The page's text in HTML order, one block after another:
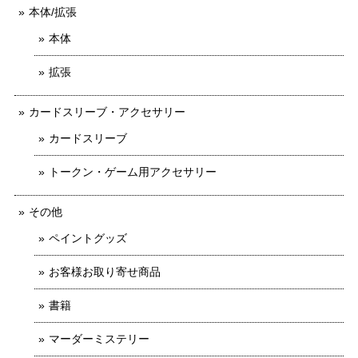
本体/拡張
本体
拡張
カードスリーブ・アクセサリー
カードスリーブ
トークン・ゲーム用アクセサリー
その他
ペイントグッズ
お客様お取り寄せ商品
書籍
マーダーミステリー